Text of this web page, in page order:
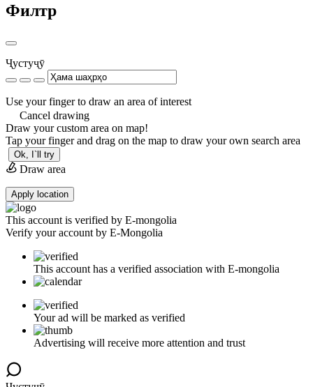
Филтр
Ҷустуҷӯ
Use your finger to draw an area of interest
Cancel drawing
Draw your custom area on map!
Tap your finger and drag on the map to draw your own search area
Ok, I`ll try
Draw area
Apply location
This account is verified by E-mongolia
Verify your account by E-Mongolia
This account has a verified association with E-mongolia
Your ad will be marked as verified
Advertising will receive more attention and trust